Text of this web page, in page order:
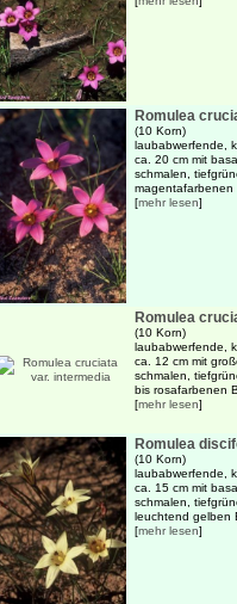
Romulea
(10 Korn)
laubabwerfende,
ca. 20 cm mit
schmalen,
magentafarbenen
[mehr lesen]
Romulea
(10 Korn)
laubabwerfende,
ca. 12 cm mit
schmalen,
bis rosafarbenen
[mehr lesen]
Romulea
(10 Korn)
laubabwerfende,
ca. 15 cm mit
schmalen,
leuchtend gelben
[mehr lesen]